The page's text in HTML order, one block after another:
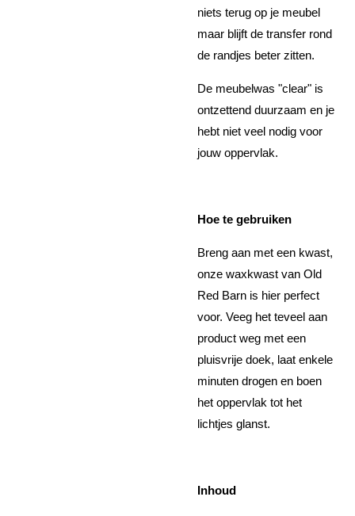
niets terug op je meubel
maar blijft de transfer rond
de randjes beter zitten.
De meubelwas "clear" is
ontzettend duurzaam en je
hebt niet veel nodig voor
jouw oppervlak.
Hoe te gebruiken
Breng aan met een kwast,
onze waxkwast van Old
Red Barn is hier perfect
voor. Veeg het teveel aan
product weg met een
pluisvrije doek, laat enkele
minuten drogen en boen
het oppervlak tot het
lichtjes glanst.
Inhoud